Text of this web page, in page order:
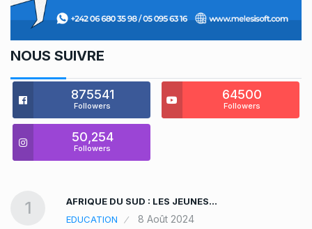
NOUS SUIVRE
875541
Followers
64500
Followers
50,254
Followers
1
AFRIQUE DU SUD : LES JEUNES…
EDUCATION
8 Août 2024